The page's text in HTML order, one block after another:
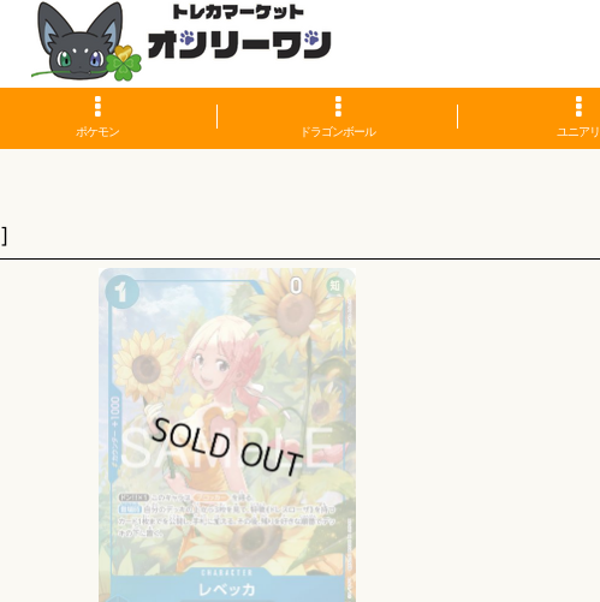
ポケモン ドラゴンボール ユニアリ
]